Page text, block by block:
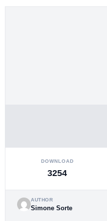
DOWNLOAD
3254
AUTHOR
Simone Sorte